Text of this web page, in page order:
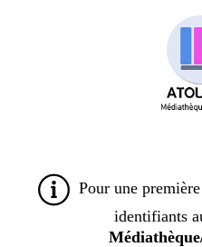
Pour une
identifiants